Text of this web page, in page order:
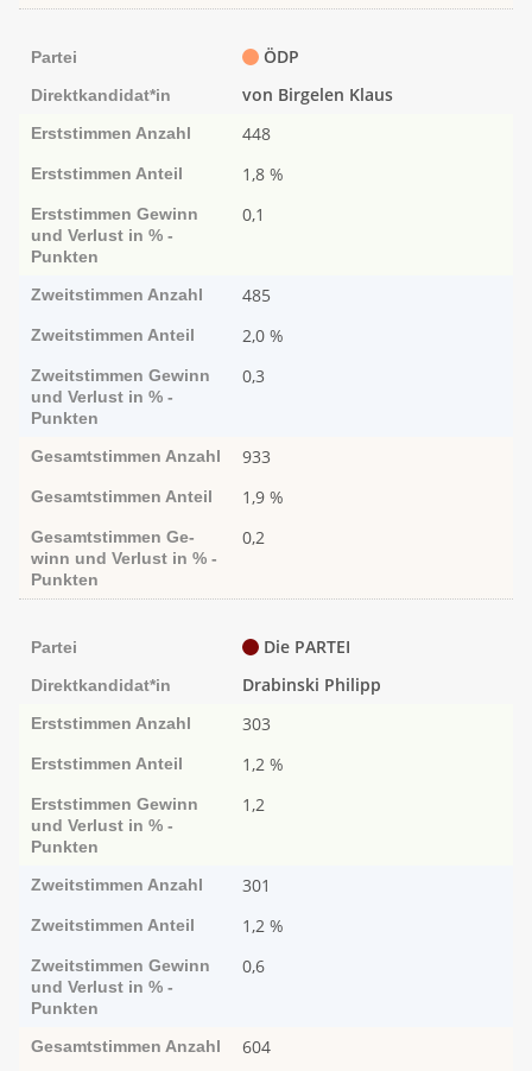
Partei ÖDP
Direktkandidat*in von Birgelen Klaus
Erststimmen Anzahl 448
Erststimmen Anteil 1,8 %
Erststimmen Ge­­winn
und Ver­­lust in % -
Punk­ten
0,1
Zweitstimmen Anzahl 485
Zweitstimmen Anteil 2,0 %
Zweitstimmen Ge­­winn
und Ver­­lust in % -
Punk­ten
0,3
Gesamtstimmen Anzahl 933
Gesamtstimmen Anteil 1,9 %
Gesamtstimmen Ge­­
winn und Ver­­lust in % -
Punk­ten
0,2
Partei Die PARTEI
Direktkandidat*in Drabinski Philipp
Erststimmen Anzahl 303
Erststimmen Anteil 1,2 %
Erststimmen Ge­­winn
und Ver­­lust in % -
Punk­ten
1,2
Zweitstimmen Anzahl 301
Zweitstimmen Anteil 1,2 %
Zweitstimmen Ge­­winn
und Ver­­lust in % -
Punk­ten
0,6
Gesamtstimmen Anzahl 604